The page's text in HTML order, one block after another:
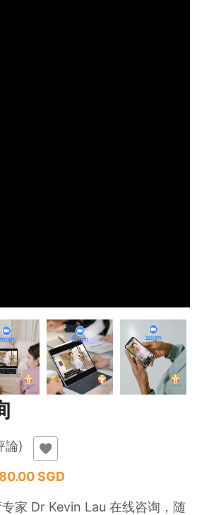
論)
SGD
家 Dr Kevin Lau 在线咨询，随